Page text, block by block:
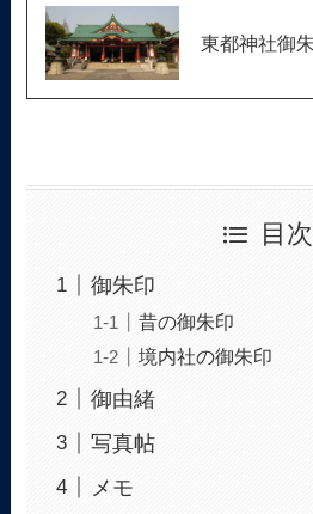
東都神社御
目次
御朱印
昔の御朱印
境内社の御朱印
御由緒
写真帖
メモ